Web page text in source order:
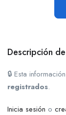
Descripción
🔒 Esta
registrados.
Inicia sesión o